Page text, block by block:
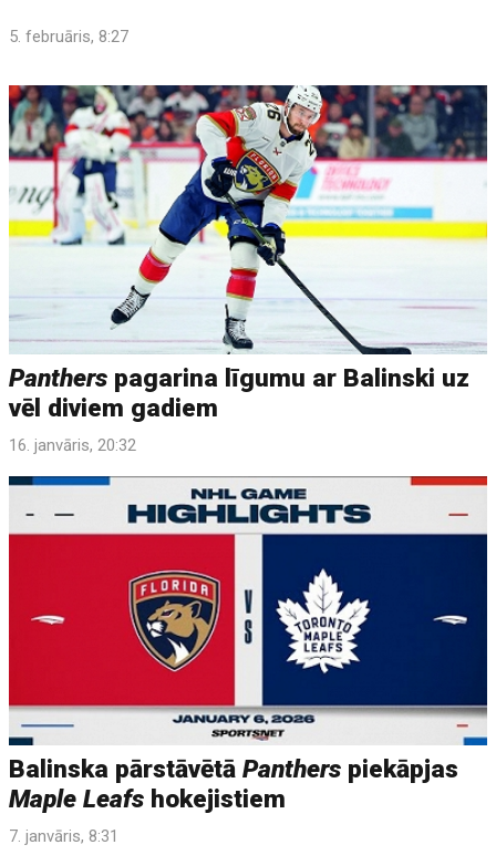
5. februāris, 8:27
Panthers pagarina līgumu ar Balinski uz
vēl diviem gadiem
16. janvāris, 20:32
Balinska pārstāvētāPanthers piekāpjas
Maple Leafs hokejistiem
7. janvāris, 8:31